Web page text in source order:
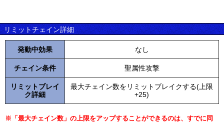
リミットチェイン詳細
発動中効果 なし
チェイン条件 聖属性攻撃
リミットブレイ
ク詳細
最大チェイン数をリミットブレイクする(上限
+25)
※「最大チェイン数」の上限をアップすることができるのは、すでに同